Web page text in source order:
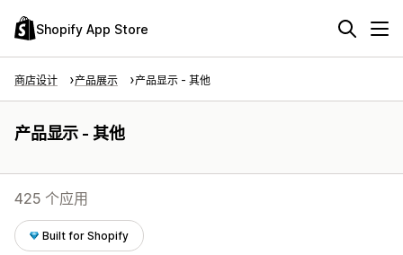
Shopify App Store
商店设计 产品展示 产品显示 - 其他
产品显示 - 其他
425 个应用
Built for Shopify